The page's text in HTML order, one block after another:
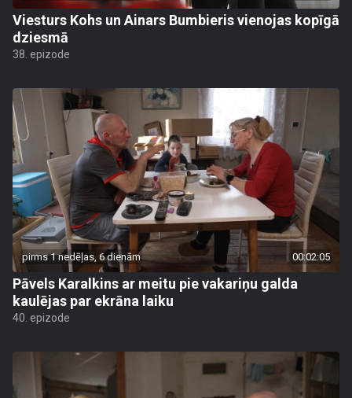
Viesturs Kohs un Ainars Bumbieris vienojas kopīgā
dziesmā
38. epizode
pirms 1 nedēļas, 6 dienām 00:02:05
Pāvels Karalkins ar meitu pie vakariņu galda
kaulējas par ekrāna laiku
40. epizode